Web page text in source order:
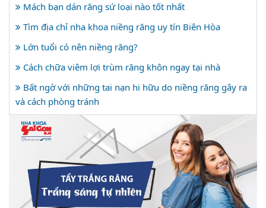
Mách bạn dán răng sứ loại nào tốt nhất
Tìm địa chỉ nha khoa niềng răng uy tín Biên Hòa
Lớn tuổi có nên niềng răng?
Cách chữa viêm lợi trùm răng khôn ngay tại nhà
Bất ngờ với những tai nạn hi hữu do niềng răng gây ra
và cách phòng tránh